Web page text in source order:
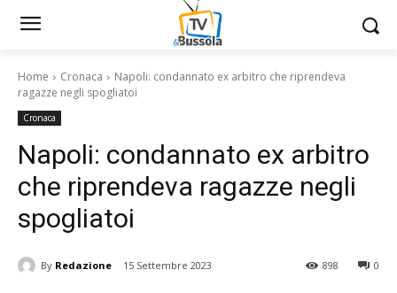
Home Cronaca
Napoli: condannato ex arbitro che riprendeva
ragazze negli spogliatoi
Cronaca
Napoli: condannato ex arbitro
che riprendeva ragazze negli
spogliatoi
By Redazione 15 Settembre 2023 0
898